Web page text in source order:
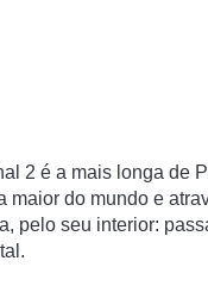
2 é a mais longa de
maior do mundo e
pelo seu interior: